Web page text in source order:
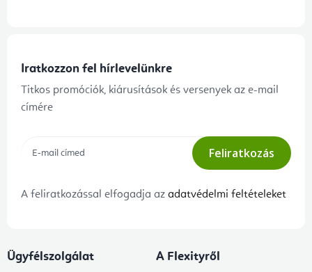
Iratkozzon fel hírlevelünkre
Titkos promóciók, kiárusítások és versenyek az e-mail
címére
Feliratkozás
A feliratkozással elfogadja az adatvédelmi feltételeket
Ügyfélszolgálat A Flexityről